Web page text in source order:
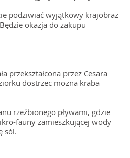
podziwiać wyjątkowy krajobraz
okazja do zakupu
przekształcona przez Cesara
dostrzec można kraba
rzeźbionego pływami, gdzie
fauny zamieszkującej wody
sól.